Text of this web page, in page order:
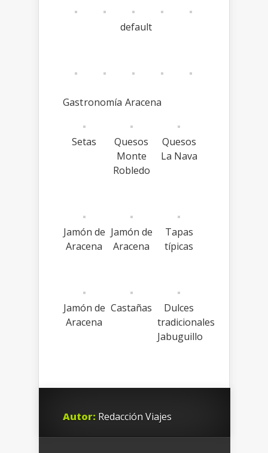
default
Gastronomía Aracena
Setas
Quesos
Monte
Robledo
Quesos
La Nava
Jamón de
Aracena
Jamón de
Aracena
Tapas
típicas
Jamón de
Aracena
Castañas
Dulces
tradicionales
Jabuguillo
Autor: Redacción Viajes